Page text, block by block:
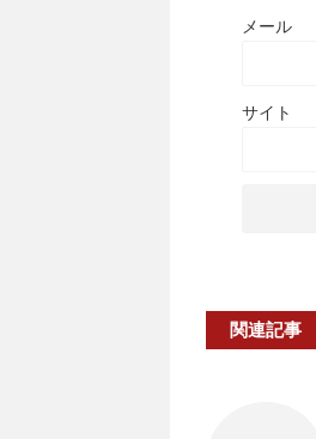
メール
サイト
関連記事